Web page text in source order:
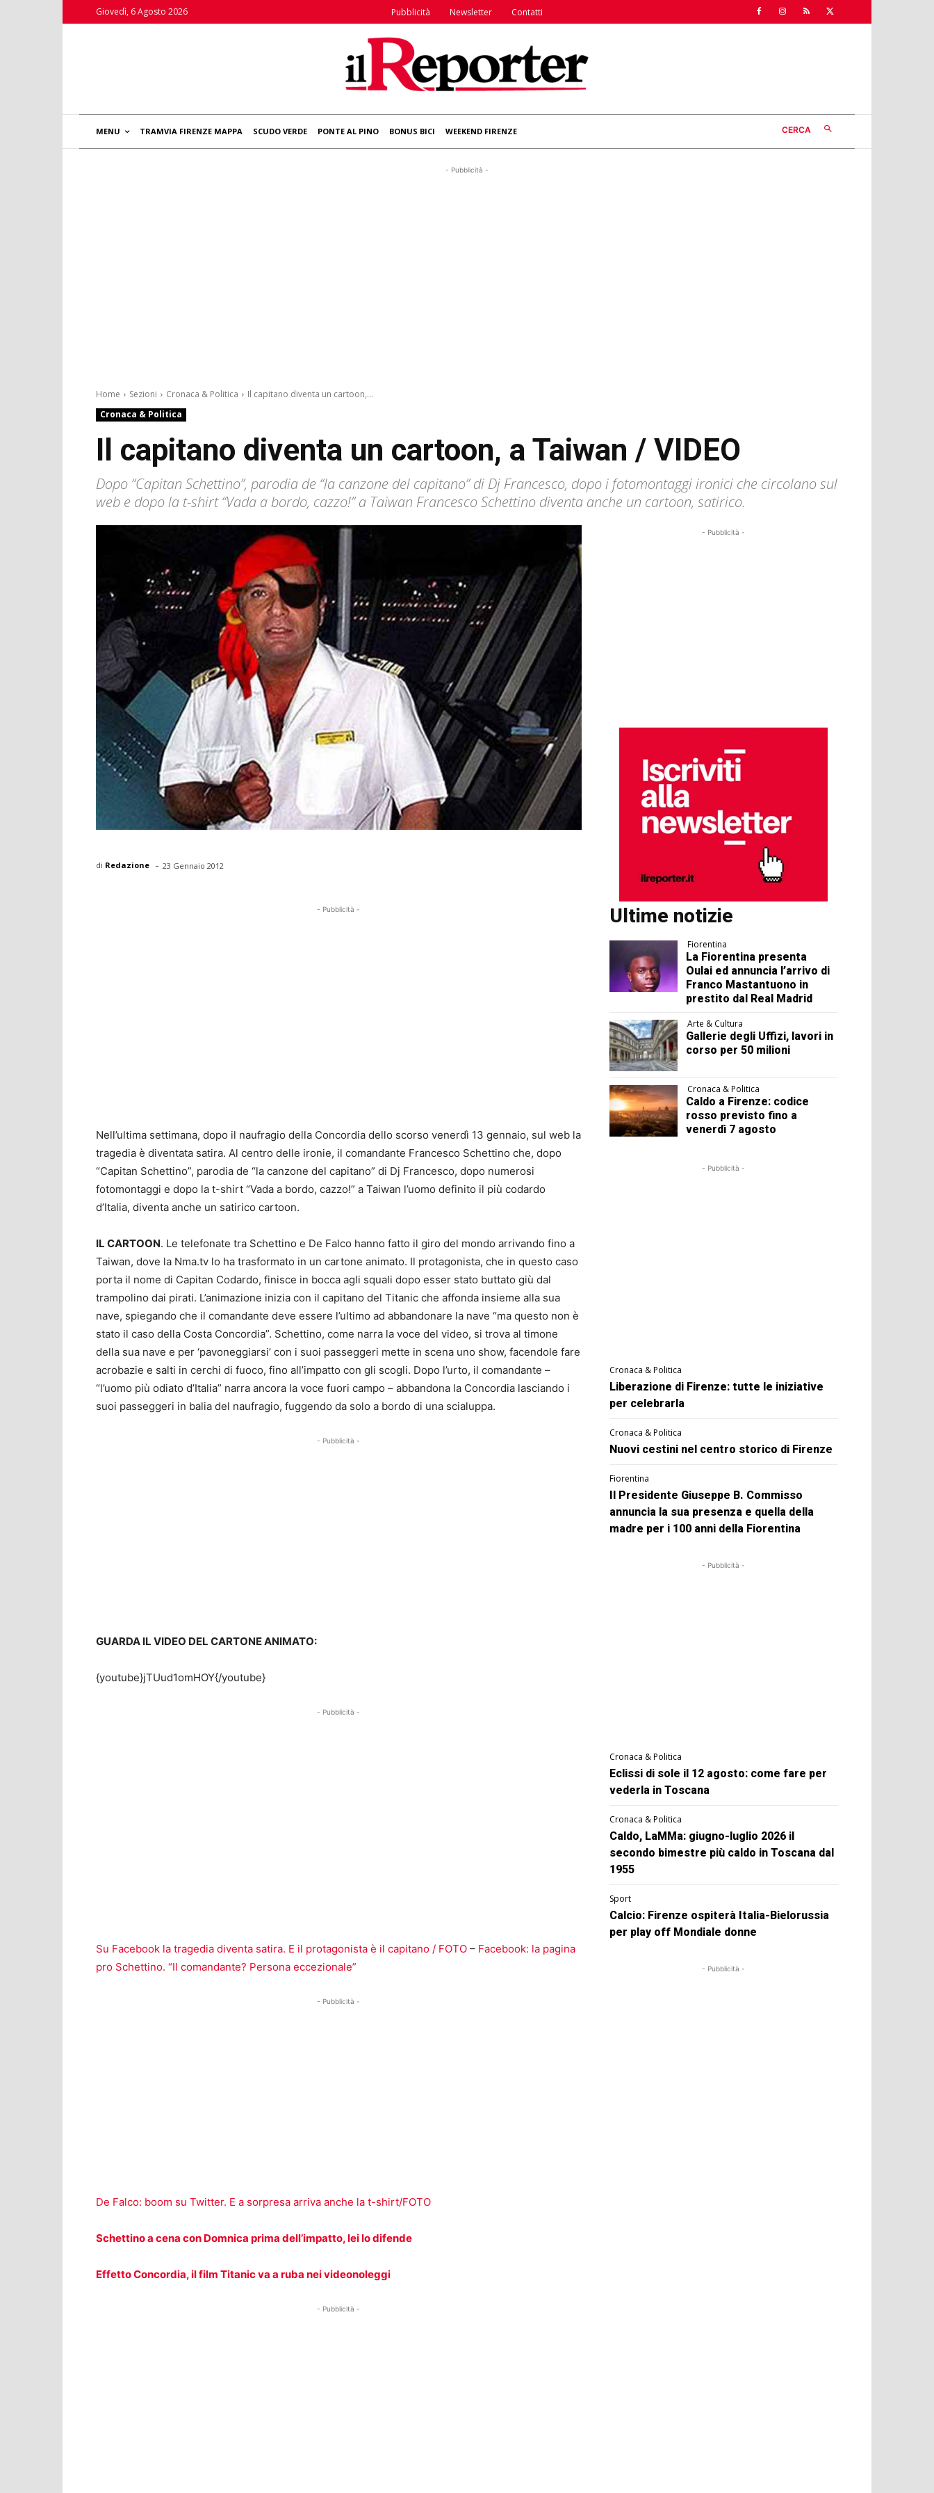
Giovedì, 6 Agosto 2026 Pubblicità Newsletter Contatti
MENU TRAMVIA FIRENZE MAPPA SCUDO VERDE PONTE AL PINO BONUS BICI WEEKEND FIRENZE CERCA
- Pubblicità -
Home Sezioni Cronaca & Politica
Il capitano diventa un cartoon,...
Cronaca & Politica
Il capitano diventa un cartoon, a Taiwan / VIDEO
Dopo “Capitan Schettino”, parodia de “la canzone del capitano” di Dj Francesco, dopo i fotomontaggi ironici che circolano sul
web e dopo la t-shirt “Vada a bordo, cazzo!” a Taiwan Francesco Schettino diventa anche un cartoon, satirico.
di Redazione - 23 Gennaio 2012
- Pubblicità -
Nell’ultima settimana, dopo il naufragio della Concordia dello scorso venerdì 13 gennaio, sul web la
tragedia è diventata satira. Al centro delle ironie, il comandante Francesco Schettino che, dopo
“Capitan Schettino”, parodia de “la canzone del capitano” di Dj Francesco, dopo numerosi
fotomontaggi e dopo la t-shirt “Vada a bordo, cazzo!” a Taiwan l’uomo definito il più codardo
d’Italia, diventa anche un satirico cartoon.
IL CARTOON. Le telefonate tra Schettino e De Falco hanno fatto il giro del mondo arrivando fino a
Taiwan, dove la Nma.tv lo ha trasformato in un cartone animato. Il protagonista, che in questo caso
porta il nome di Capitan Codardo, finisce in bocca agli squali dopo esser stato buttato giù dal
trampolino dai pirati. L’animazione inizia con il capitano del Titanic che affonda insieme alla sua
nave, spiegando che il comandante deve essere l’ultimo ad abbandonare la nave “ma questo non è
stato il caso della Costa Concordia”. Schettino, come narra la voce del video, si trova al timone
della sua nave e per ‘pavoneggiarsi’ con i suoi passeggeri mette in scena uno show, facendole fare
acrobazie e salti in cerchi di fuoco, fino all’impatto con gli scogli. Dopo l’urto, il comandante –
“l’uomo più odiato d’Italia” narra ancora la voce fuori campo – abbandona la Concordia lasciando i
suoi passeggeri in balia del naufragio, fuggendo da solo a bordo di una scialuppa.
- Pubblicità -
GUARDA IL VIDEO DEL CARTONE ANIMATO:
{youtube}jTUud1omHOY{/youtube}
- Pubblicità -
Su Facebook la tragedia diventa satira. E il protagonista è il capitano / FOTO – Facebook: la pagina
pro Schettino. “Il comandante? Persona eccezionale”
- Pubblicità -
De Falco: boom su Twitter. E a sorpresa arriva anche la t-shirt/FOTO
Schettino a cena con Domnica prima dell’impatto, lei lo difende
Effetto Concordia, il film Titanic va a ruba nei videonoleggi
- Pubblicità -
- Pubblicità -
Ultime notizie
Fiorentina
La Fiorentina presenta
Oulai ed annuncia l’arrivo di
Franco Mastantuono in
prestito dal Real Madrid
Arte & Cultura
Gallerie degli Uffizi, lavori in
corso per 50 milioni
Cronaca & Politica
Caldo a Firenze: codice
rosso previsto fino a
venerdì 7 agosto
- Pubblicità -
Cronaca & Politica
Liberazione di Firenze: tutte le iniziative
per celebrarla
Cronaca & Politica
Nuovi cestini nel centro storico di Firenze
Fiorentina
Il Presidente Giuseppe B. Commisso
annuncia la sua presenza e quella della
madre per i 100 anni della Fiorentina
- Pubblicità -
Cronaca & Politica
Eclissi di sole il 12 agosto: come fare per
vederla in Toscana
Cronaca & Politica
Caldo, LaMMa: giugno-luglio 2026 il
secondo bimestre più caldo in Toscana dal
1955
Sport
Calcio: Firenze ospiterà Italia-Bielorussia
per play off Mondiale donne
- Pubblicità -